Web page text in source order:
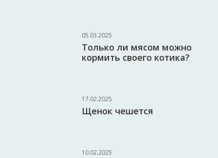
05.03.2025
Только ли мясом можно
кормить своего котика?
17.02.2025
Щенок чешется
10.02.2025